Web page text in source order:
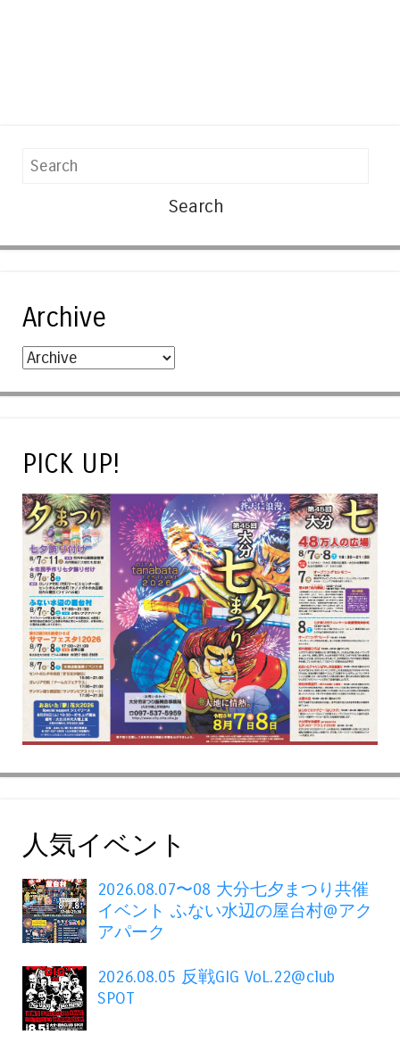
Search
Archive
PICK UP!
人気イベント
2026.08.07〜08 大分七夕まつり共催
イベント ふない水辺の屋台村@アク
アパーク
2026.08.05 反戦GIG VoL.22@club
SPOT